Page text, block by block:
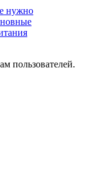
нужно
пользователей.